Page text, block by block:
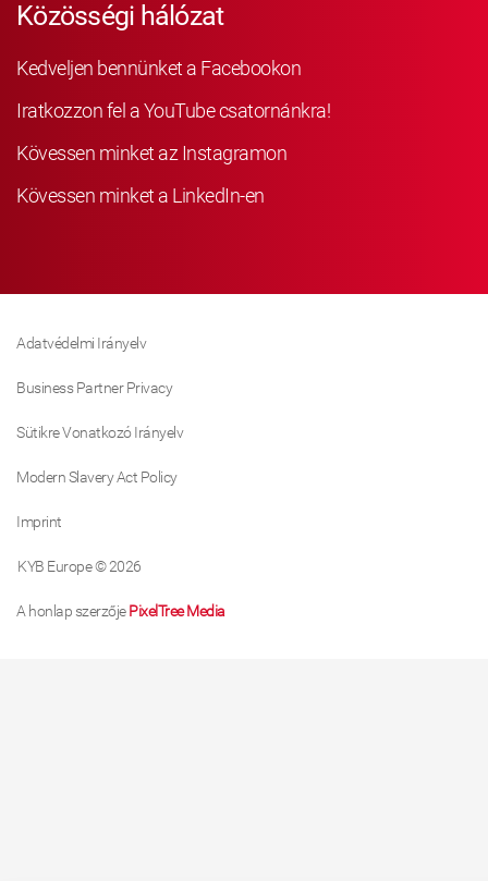
Közösségi hálózat
Kedveljen bennünket a Facebookon
Iratkozzon fel a YouTube csatornánkra!
Kövessen minket az Instagramon
Kövessen minket a LinkedIn-en
Adatvédelmi Irányelv
Business Partner Privacy
Sütikre Vonatkozó Irányelv
Modern Slavery Act Policy
Imprint
KYB Europe © 2026
A honlap szerzőjePixelTree Media